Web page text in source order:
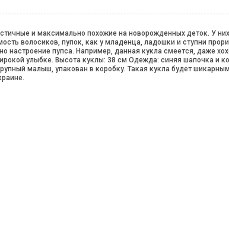
и максимально похожие на новорожденных деток. У
волосиков, пупок, как у младенца, ладошки и ступни
настроение пупса. Например, данная кукла смеется, даже
улыбке. Высота куклы: 38 см Одежда: синяя шапочка и
малыш, упакован в коробку. Такая кукла будет